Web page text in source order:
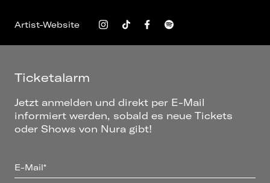
Artist-Website
Ticketalarm
Jetzt anmelden und direkt per E-Mail
informiert werden, sobald es neue Tickets
oder Shows von Nura gibt!
E-Mail*